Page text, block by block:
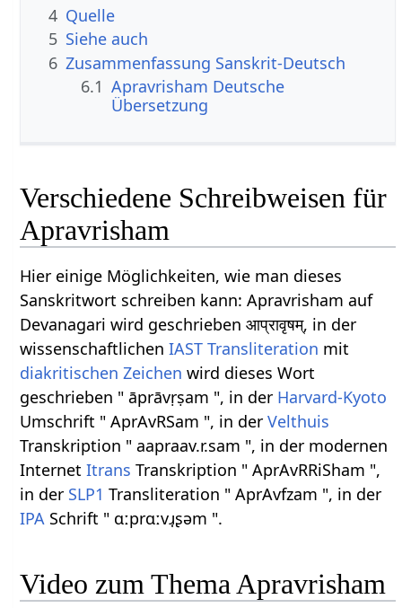
4 Quelle
5 Siehe auch
6 Zusammenfassung Sanskrit-Deutsch
6.1 Apravrisham Deutsche
Übersetzung
Verschiedene Schreibweisen für
Apravrisham
Hier einige Möglichkeiten, wie man dieses
Sanskritwort schreiben kann: Apravrisham auf
Devanagari wird geschrieben आप्रावृषम्, in der
wissenschaftlichenIAST Transliteration mit
diakritischen Zeichen wird dieses Wort
geschrieben " āprāvṛṣam ", in der Harvard-Kyoto
Umschrift " AprAvRSam ", in derVelthuis
Transkription " aapraav.r.sam ", in der modernen
InternetItrans Transkription " AprAvRRiSham ",
in der SLP1 Transliteration " AprAvfzam ", in der
IPA Schrift " ɑːprɑːvɹ̩ʂəm ".
Video zum Thema Apravrisham